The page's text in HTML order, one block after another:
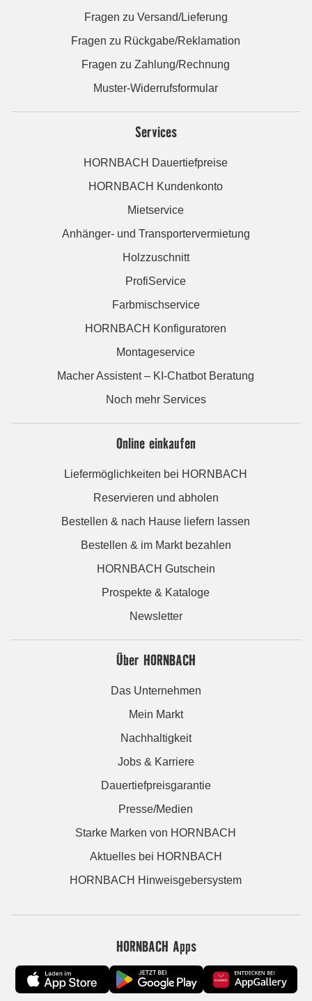
Fragen zu Versand/Lieferung
Fragen zu Rückgabe/Reklamation
Fragen zu Zahlung/Rechnung
Muster-Widerrufsformular
Services
HORNBACH Dauertiefpreise
HORNBACH Kundenkonto
Mietservice
Anhänger- und Transportervermietung
Holzzuschnitt
ProfiService
Farbmischservice
HORNBACH Konfiguratoren
Montageservice
Macher Assistent – KI-Chatbot Beratung
Noch mehr Services
Online einkaufen
Liefermöglichkeiten bei HORNBACH
Reservieren und abholen
Bestellen & nach Hause liefern lassen
Bestellen & im Markt bezahlen
HORNBACH Gutschein
Prospekte & Kataloge
Newsletter
Über HORNBACH
Das Unternehmen
Mein Markt
Nachhaltigkeit
Jobs & Karriere
Dauertiefpreisgarantie
Presse/Medien
Starke Marken von HORNBACH
Aktuelles bei HORNBACH
HORNBACH Hinweisgebersystem
HORNBACH Apps